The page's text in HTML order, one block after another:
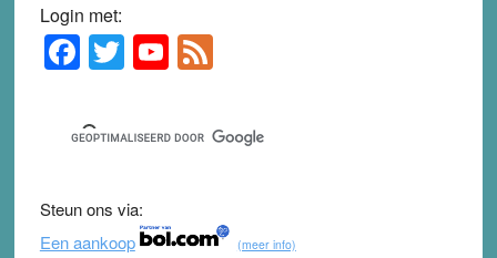
Login met:
Primary
Sidebar
F
a
c
e
b
o
T
wi
tt
er
Y
o
u
T
b
F
e
d
Steun ons via:
Een aankoop
(meer info)